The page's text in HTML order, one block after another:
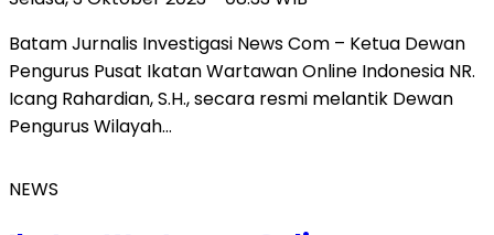
Batam Jurnalis Investigasi News Com – Ketua Dewan
Pengurus Pusat Ikatan Wartawan Online Indonesia NR.
Icang Rahardian, S.H., secara resmi melantik Dewan
Pengurus Wilayah…
NEWS